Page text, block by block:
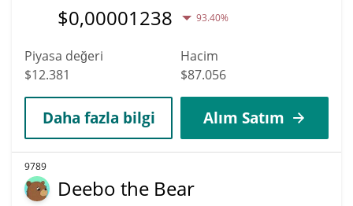
$0,00001238 93.40%
Piyasa değeri
$12.381
Hacim
$87.056
Daha fazla bilgi Alım Satım
9789
Deebo the Bear